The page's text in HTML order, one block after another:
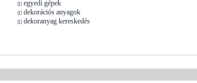
egyedi gépek
dekorációs anyagok
dekoranyag kereskedés